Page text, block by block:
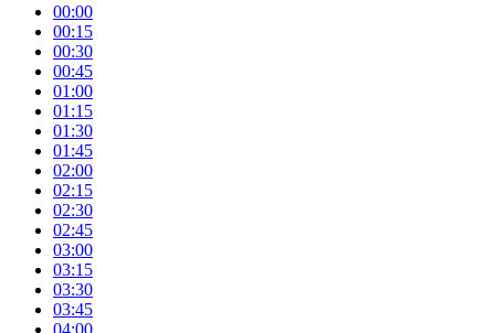
00:00
00:15
00:30
00:45
01:00
01:15
01:30
01:45
02:00
02:15
02:30
02:45
03:00
03:15
03:30
03:45
04:00